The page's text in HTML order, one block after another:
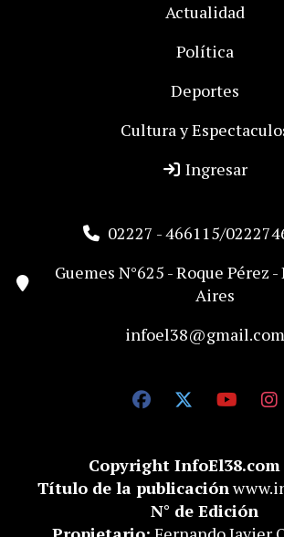
Actualidad
Política
Deportes
Cultura y
Ingresar
Copyright InfoEl38.com
Título de la publicación
N° de Edición
02227 - 466115/
Guemes N°625 - Roque Pérez -
Aires
infoel38@gmail.com